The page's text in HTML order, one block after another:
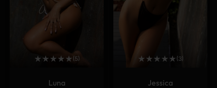
★★ ★★★ (5)
Luna
★ ★ ★ ★ ★ (3)
Jessica